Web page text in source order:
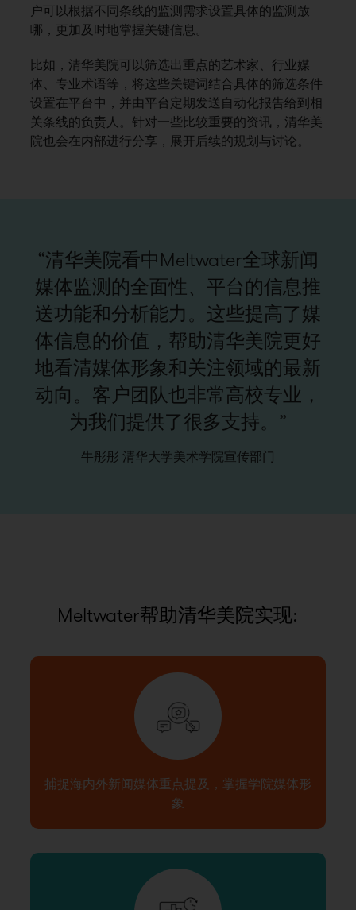
户可以根据不同条线的监测需求设置具体的监测放
哪，更加及时地掌握关键信息。
比如，清华美院可以筛选出重点的艺术家、行业媒
体、专业术语等，将这些关键词结合具体的筛选条件
设置在平台中，并由平台定期发送自动化报告给到相
关条线的负责人。针对一些比较重要的资讯，清华美
院也会在内部进行分享，展开后续的规划与讨论。
“清华美院看中Meltwater全球新闻
媒体监测的全面性、平台的信息推
送功能和分析能力。这些提高了媒
体信息的价值，帮助清华美院更好
地看清媒体形象和关注领域的最新
动向。客户团队也非常高校专业，
为我们提供了很多支持。”
牛彤彤 清华大学美术学院宣传部门
Meltwater帮助清华美院实现:
捕捉海内外新闻媒体重点提及，掌握学院媒体形
象